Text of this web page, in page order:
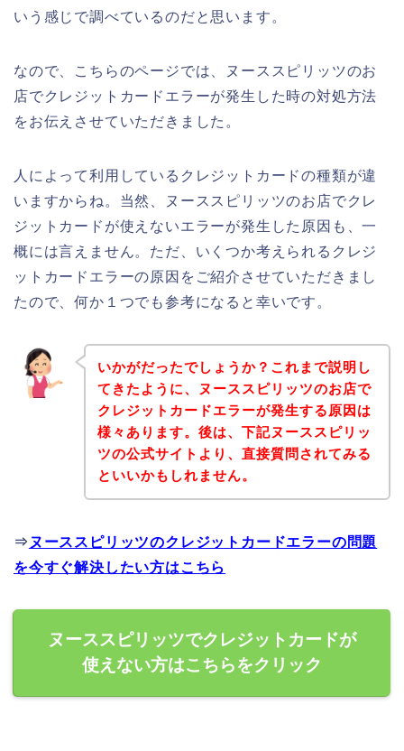
いう感じで調べているのだと思います。
なので、こちらのページでは、ヌーススピリッツのお
店でクレジットカードエラーが発生した時の対処方法
をお伝えさせていただきました。
人によって利用しているクレジットカードの種類が違
いますからね。当然、ヌーススピリッツのお店でクレ
ジットカードが使えないエラーが発生した原因も、一
概には言えません。ただ、いくつか考えられるクレジ
ットカードエラーの原因をご紹介させていただきまし
たので、何か１つでも参考になると幸いです。
いかがだったでしょうか？これまで説明し
てきたように、ヌーススピリッツのお店で
クレジットカードエラーが発生する原因は
様々あります。後は、下記ヌーススピリッ
ツの公式サイトより、直接質問されてみる
といいかもしれません。
⇒ ヌーススピリッツのクレジットカードエラーの問題
を今すぐ解決したい方はこちら
ヌーススピリッツでクレジットカードが
使えない方はこちらをクリック